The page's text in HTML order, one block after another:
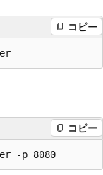
コピー
コピー